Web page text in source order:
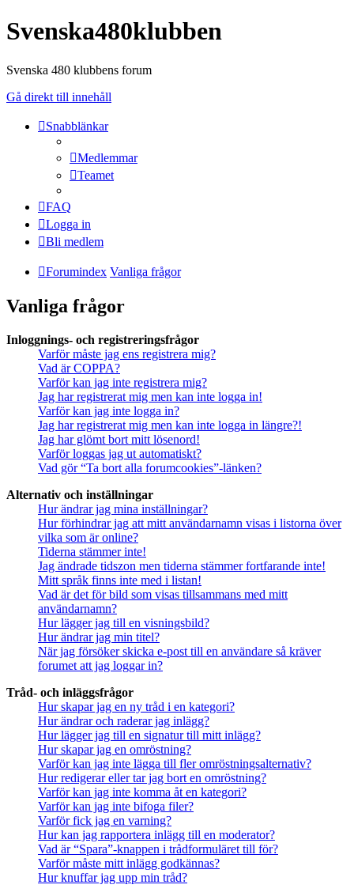
Svenska480klubben
Svenska 480 klubbens forum
Gå direkt till innehåll
Snabblänkar
Medlemmar
Teamet
FAQ
Logga in
Bli medlem
Forumindex Vanliga frågor
Vanliga frågor
Inloggnings- och registreringsfrågor
Varför måste jag ens registrera mig?
Vad är COPPA?
Varför kan jag inte registrera mig?
Jag har registrerat mig men kan inte logga in!
Varför kan jag inte logga in?
Jag har registrerat mig men kan inte logga in längre?!
Jag har glömt bort mitt lösenord!
Varför loggas jag ut automatiskt?
Vad gör “Ta bort alla forumcookies”-länken?
Alternativ och inställningar
Hur ändrar jag mina inställningar?
Hur förhindrar jag att mitt användarnamn visas i listorna över
vilka som är online?
Tiderna stämmer inte!
Jag ändrade tidszon men tiderna stämmer fortfarande inte!
Mitt språk finns inte med i listan!
Vad är det för bild som visas tillsammans med mitt
användarnamn?
Hur lägger jag till en visningsbild?
Hur ändrar jag min titel?
När jag försöker skicka e-post till en användare så kräver
forumet att jag loggar in?
Tråd- och inläggsfrågor
Hur skapar jag en ny tråd i en kategori?
Hur ändrar och raderar jag inlägg?
Hur lägger jag till en signatur till mitt inlägg?
Hur skapar jag en omröstning?
Varför kan jag inte lägga till fler omröstningsalternativ?
Hur redigerar eller tar jag bort en omröstning?
Varför kan jag inte komma åt en kategori?
Varför kan jag inte bifoga filer?
Varför fick jag en varning?
Hur kan jag rapportera inlägg till en moderator?
Vad är “Spara”-knappen i trådformuläret till för?
Varför måste mitt inlägg godkännas?
Hur knuffar jag upp min tråd?